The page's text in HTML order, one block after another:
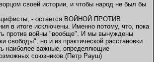
своей истории, и чтобы народ не был бы
- остается ВОЙНОЙ ПРОТИВ
в итоге исключены. Именно потому, что, пока
против войны "вообще". И мы вынуждены
свободы", но и из практической расстановки
наиболее важные, определяющие
союзников.(Петр Рауш)